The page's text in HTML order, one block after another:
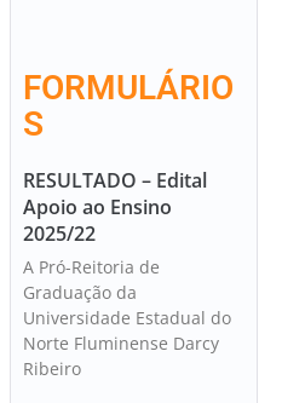
FORMULÁRIO
S
RESULTADO – Edital
Apoio ao Ensino
2025/22
A Pró-Reitoria de
Graduação da
Universidade Estadual do
Norte Fluminense Darcy
Ribeiro